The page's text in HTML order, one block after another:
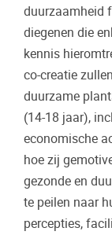
duurzaamheid
diegenen die
kennis
co-creatie
duurzame
(14-18 jaar),
economische
hoe zij
gezonde en
te peilen naar
percepties,